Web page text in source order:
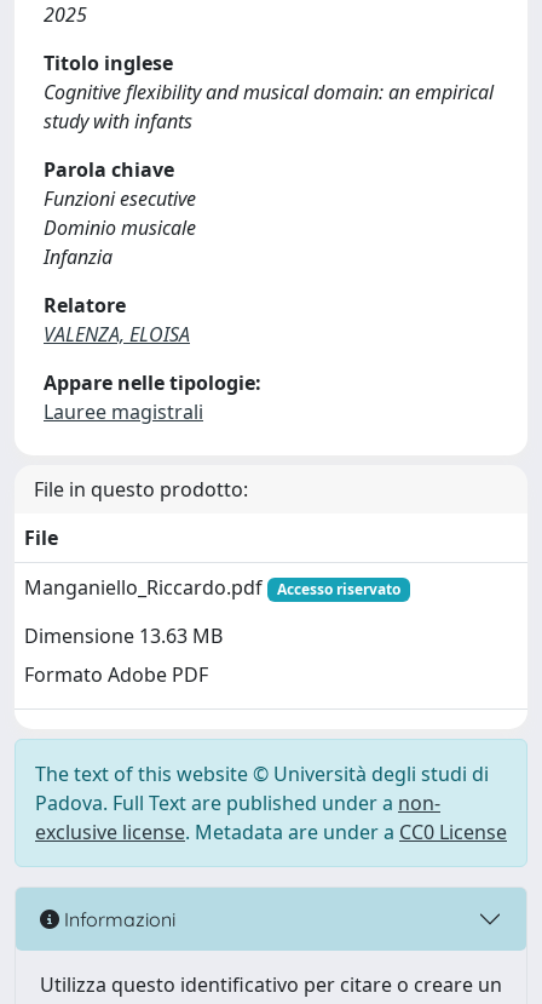
2025
Titolo inglese
Cognitive flexibility and musical domain: an empirical
study with infants
Parola chiave
Funzioni esecutive
Dominio musicale
Infanzia
Relatore
VALENZA, ELOISA
Appare nelle tipologie:
Lauree magistrali
File in questo prodotto:
File
Manganiello_Riccardo.pdf
Accesso riservato
Dimensione 13.63 MB
Formato Adobe PDF
The text of this website © Università degli studi di
Padova. Full Text are published under a non-
exclusive license. Metadata are under a CC0 License
Informazioni
Utilizza questo identificativo per citare o creare un